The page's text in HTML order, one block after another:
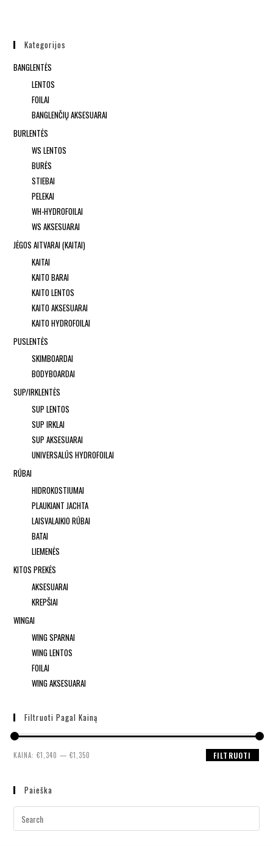
Kategorijos
BANGLENTĖS
LENTOS
FOILAI
BANGLENČIŲ AKSESUARAI
BURLENTĖS
WS LENTOS
BURĖS
STIEBAI
PELEKAI
WH-HYDROFOILAI
WS AKSESUARAI
JĖGOS AITVARAI (KAITAI)
KAITAI
KAITO BARAI
KAITO LENTOS
KAITO AKSESUARAI
KAITO HYDROFOILAI
PUSLENTĖS
SKIMBOARDAI
BODYBOARDAI
SUP/IRKLENTĖS
SUP LENTOS
SUP IRKLAI
SUP AKSESUARAI
UNIVERSALŪS HYDROFOILAI
RŪBAI
HIDROKOSTIUMAI
PLAUKIANT JACHTA
LAISVALAIKIO RŪBAI
BATAI
LIEMENĖS
KITOS PREKĖS
AKSESUARAI
KREPŠIAI
WINGAI
WING SPARNAI
WING LENTOS
FOILAI
WING AKSESUARAI
Filtruoti Pagal Kainą
FILTRUOTI
KAINA:€1,340 —€1,350
Paieška